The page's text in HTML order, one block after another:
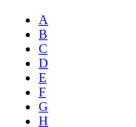
A
B
C
D
E
F
G
H